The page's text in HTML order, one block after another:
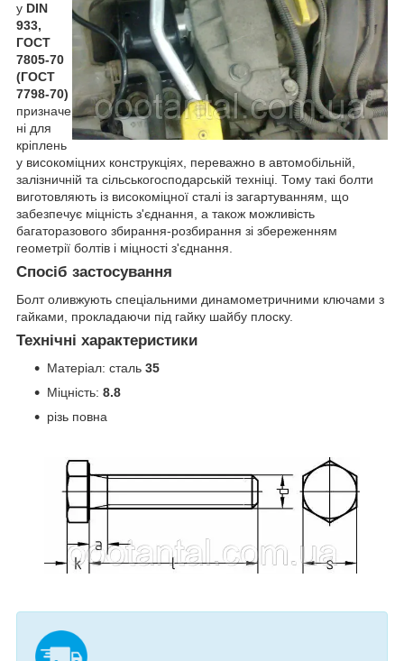
у DIN
933,
ГОСТ
7805-70
(ГОСТ
7798-70)
призначе
ні для
кріплень
у високоміцних конструкціях, переважно в автомобільній,
залізничній та сільськогосподарській техніці. Тому такі болти
виготовляють із високоміцної сталі із загартуванням, що
забезпечує міцність з'єднання, а також можливість
багаторазового збирання-розбирання зі збереженням
геометрії болтів і міцності з'єднання.
Спосіб застосування
Болт оливжують спеціальними динамометричними ключами з
гайками, прокладаючи під гайку шайбу плоску.
Технічні характеристики
Матеріал: сталь 35
Міцність: 8.8
різь повна